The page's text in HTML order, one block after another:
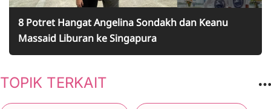
8 Potret Hangat Angelina Sondakh dan Keanu
Massaid Liburan ke Singapura
TOPIK TERKAIT